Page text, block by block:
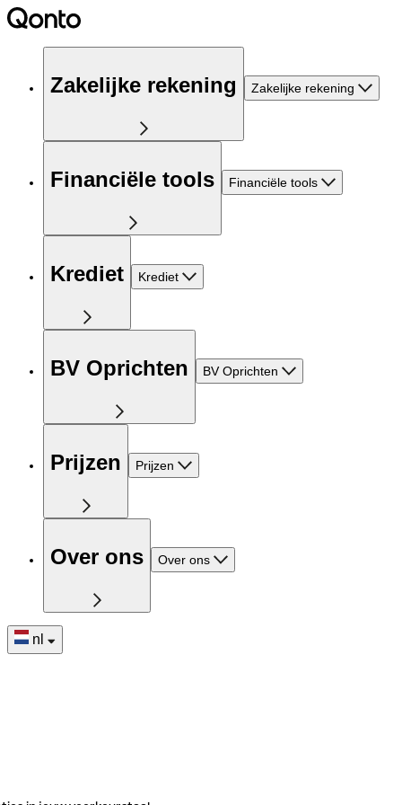
Zakelijke rekening Zakelijke rekening
Financiële tools Financiële tools
Krediet Krediet
BV Oprichten BV Oprichten
Prijzen Prijzen
Over ons Over ons
nl